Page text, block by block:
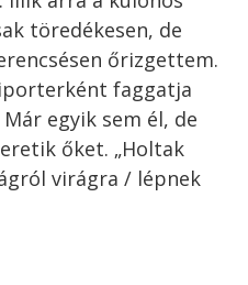
töredékesen, de
őrizgettem.
faggatja
egyik sem él, de
őket. „Holtak
virágra / lépnek